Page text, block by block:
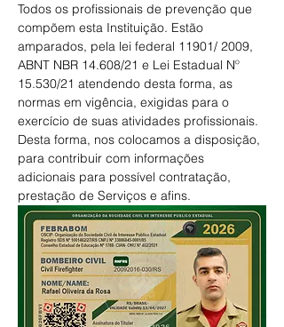
Todos os profissionais de prevenção que
compõem esta Instituição. Estão
amparados, pela lei federal 11901/ 2009,
ABNT NBR 14.608/21 e Lei Estadual Nº
15.530/21 atendendo desta forma, as
normas em vigência, exigidas para o
exercício de suas atividades profissionais.
Desta forma, nos colocamos a disposição,
para contribuir com informações
adicionais para possível contratação,
prestação de Serviços e afins.